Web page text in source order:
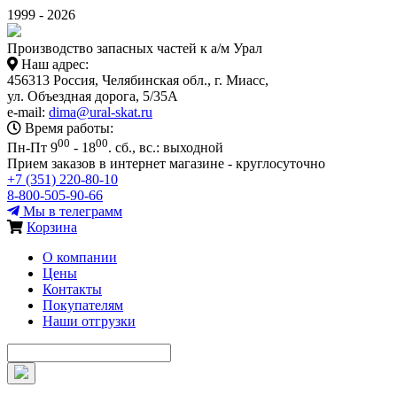
1999 - 2026
Производство запасных частей к а/м Урал
Наш адрес:
456313 Россия, Челябинская обл., г. Миасс,
ул. Объездная дорога, 5/35А
e-mail: dima@ural-skat.ru
Время работы:
Пн-Пт 900 - 1800. сб., вс.: выходной
Прием заказов в интернет магазине - круглосуточно
+7 (351) 220-80-10
8-800-505-90-66
Мы в телеграмм
Корзина
О компании
Цены
Контакты
Покупателям
Наши отгрузки